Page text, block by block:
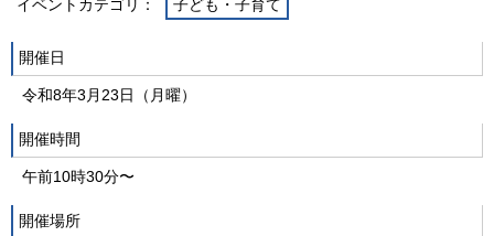
イベントカテゴリ： 子ども・子育て
開催日
令和8年3月23日（月曜）
開催時間
午前10時30分〜
開催場所